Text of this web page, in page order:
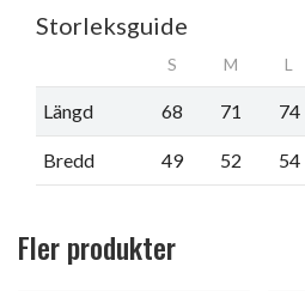
Storleksguide
S M L
Längd 68 71 74
Bredd 49 52 54
Fler produkter